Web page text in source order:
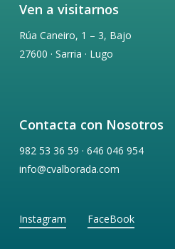
Ven a visitarnos
Rúa Caneiro, 1 – 3, Bajo
27600 · Sarria · Lugo
Contacta con Nosotros
982 53 36 59 · 646 046 954
info@cvalborada.com
Instagram FaceBook